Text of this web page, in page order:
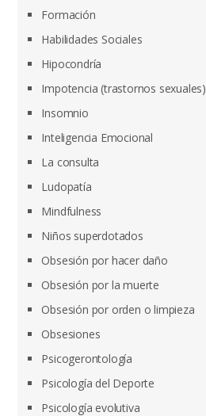
Formación
Habilidades Sociales
Hipocondría
Impotencia (trastornos sexuales)
Insomnio
Inteligencia Emocional
La consulta
Ludopatía
Mindfulness
Niños superdotados
Obsesión por hacer daño
Obsesión por la muerte
Obsesión por orden o limpieza
Obsesiones
Psicogerontología
Psicología del Deporte
Psicología evolutiva